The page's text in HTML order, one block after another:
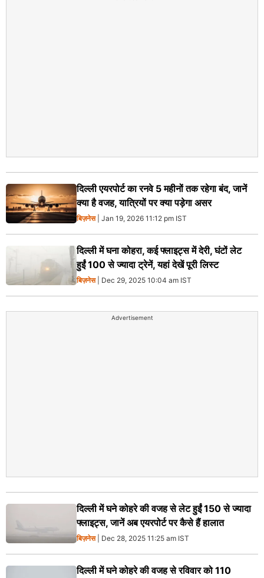
दिल्ली एयरपोर्ट का रनवे 5 महीनों तक रहेगा बंद, जानें
क्या है वजह, यात्रियों पर क्या पड़ेगा असर
बिज़नेस| Jan 19, 2026 11:12 pm IST
दिल्ली में घना कोहरा, कई फ्लाइट्स में देरी, घंटों लेट
हुईं 100 से ज्यादा ट्रेनें, यहां देखें पूरी लिस्ट
बिज़नेस| Dec 29, 2025 10:04 am IST
Advertisement
दिल्ली में घने कोहरे की वजह से लेट हुईं 150 से ज्यादा
फ्लाइट्स, जानें अब एयरपोर्ट पर कैसे हैं हालात
बिज़नेस| Dec 28, 2025 11:25 am IST
दिल्ली में घने कोहरे की वजह से रविवार को 110